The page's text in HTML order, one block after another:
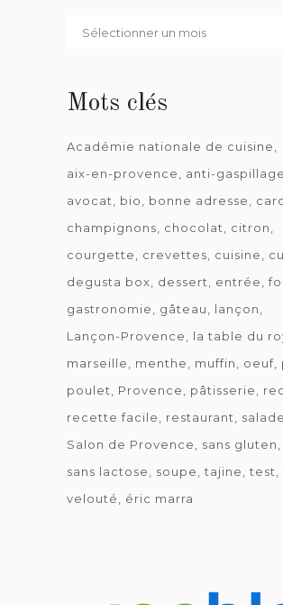
Par
Mots clés
Académie nationale de cuisine
aix-en-provence
anti-gaspillage
avocat
bio bonne adresse
champignons
chocolat
citron
courgette
crevettes cuisine
degusta box
dessert entrée
gastronomie
gâteau
lançon
Lançon-Provence
la table du
marseille
menthe muffin oeuf
poulet
Provence pâtisserie
recette facile
restaurant
salade
Salon de Provence
sans gluten
sans lactose
soupe tajine test
velouté
éric marra